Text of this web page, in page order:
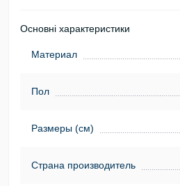
Основні характеристики
Материал
Пол
Размеры (см)
Страна производитель